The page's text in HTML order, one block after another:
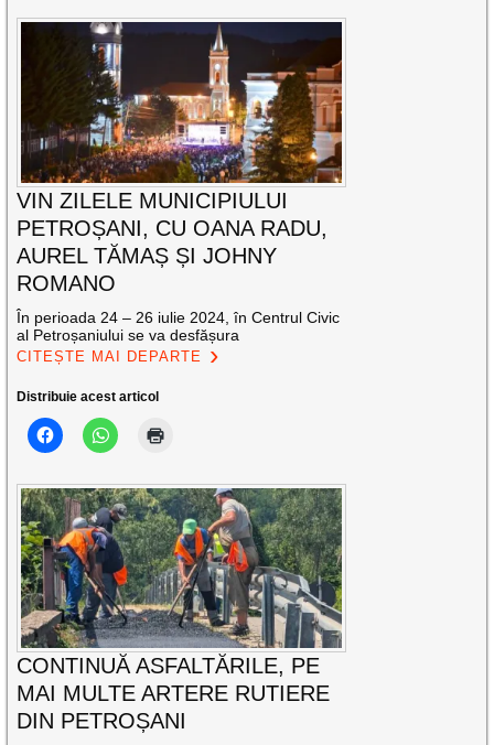
VIN ZILELE MUNICIPIULUI
PETROȘANI, CU OANA RADU,
AUREL TĂMAȘ ȘI JOHNY
ROMANO
În perioada 24 – 26 iulie 2024, în Centrul Civic
al Petroșaniului se va desfășura
CITEȘTE MAI DEPARTE
Distribuie acest articol
CONTINUĂ ASFALTĂRILE, PE
MAI MULTE ARTERE RUTIERE
DIN PETROȘANI